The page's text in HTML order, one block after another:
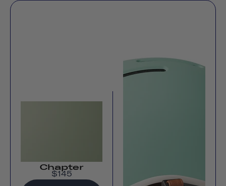
Chapter
$145